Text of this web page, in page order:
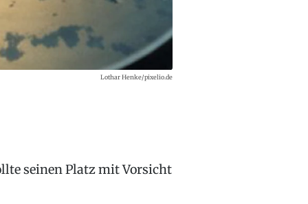
Lothar Henke/pixelio.de
seinen Platz mit Vorsicht